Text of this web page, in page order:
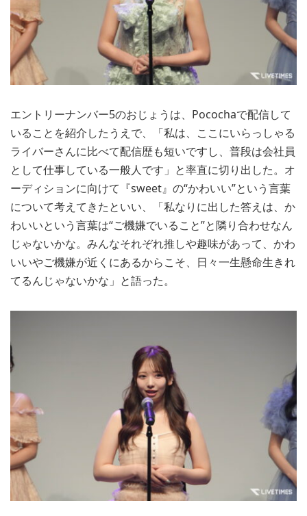
エントリーナンバー5のおじょうは、Pocochaで配信して
いることを紹介したうえで、「私は、ここにいらっしゃる
ライバーさんに比べて配信歴も短いですし、普段は会社員
として仕事している一般人です」と率直に切り出した。オ
ーディションに向けて『sweet』の“かわいい”という言葉
について考えてきたといい、「私なりに出した答えは、か
わいいという言葉は“ご機嫌でいること”と隣り合わせなん
じゃないかな。みんなそれぞれ推しや趣味があって、かわ
いいやご機嫌が近くにあるからこそ、日々一生懸命生きれ
てるんじゃないかな」と語った。